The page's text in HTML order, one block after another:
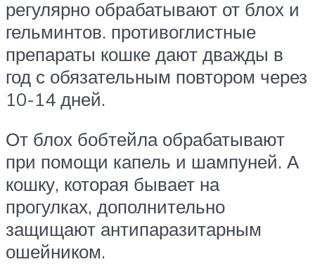
регулярно обрабатывают от блох и
гельминтов. противоглистные
препараты кошке дают дважды в
год с обязательным повтором через
10-14 дней.
От блох бобтейла обрабатывают
при помощи капель и шампуней. А
кошку, которая бывает на
прогулках, дополнительно
защищают антипаразитарным
ошейником.